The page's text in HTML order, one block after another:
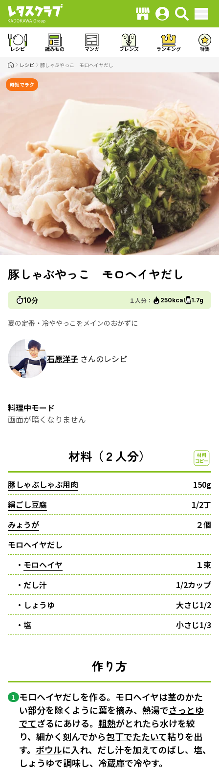
レシピ 読みもの マンガ フレンズ ランキング 特集
レシピ 豚しゃぶやっこ モロヘイヤだし
時短でラク
豚しゃぶやっこ モロヘイヤだし
10分 １人分： 250kcal 1.7g
夏の定番・冷ややっこをメインのおかずに
石原洋子 さんのレシピ
料理中モード
画面が暗くなりません
材料（２人分）
豚しゃぶしゃぶ用肉
150g
絹ごし豆腐
1/2丁
みょうが
２個
モロヘイヤだし
・ モロヘイヤ
１束
・だし汁
1/2カップ
・しょうゆ
大さじ1/2
・塩
小さじ1/3
作り方
1 モロヘイヤだしを作る。モロヘイヤは茎のかた
い部分を除くように葉を摘み、熱湯でさっとゆ
でてざるにあける。 粗熱がとれたら水けを絞
り、細かく刻んでから包丁でたたいて粘りを出
す。 ボウルに入れ、だし汁を加えてのばし、塩、
しょうゆで調味し、冷蔵庫で冷やす。